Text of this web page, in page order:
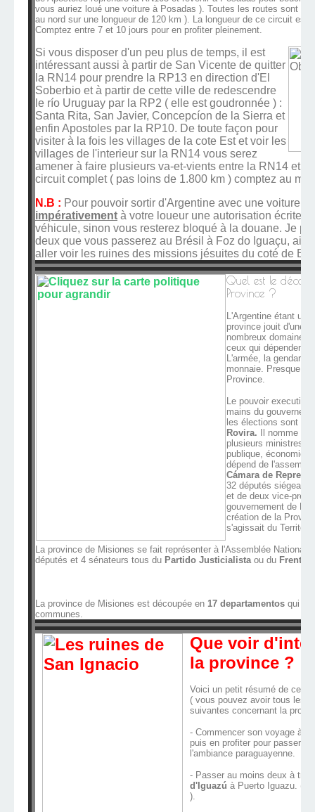
vous auriez loué une voiture à Posadas ). Toutes les routes sont
au nord sur une longueur de 120 km ). La longueur de ce circuit est
Comptez entre 7 et 10 jours pour en profiter pleinement.
Si vous disposer d'un peu plus de temps, il est
intéressant aussi à partir de San Vicente de quitter
la RN14 pour prendre la RP13 en direction d'El
Soberbio et à partir de cette ville de redescendre
le río Uruguay par la RP2 ( elle est goudronnée ) :
Santa Rita, San Javier, Concepcíon de la Sierra et
enfin Apostoles par la RP10. De toute façon pour
visiter à la fois les villages de la cote Est et voir les
villages de l'interieur sur la RN14 vous serez
amener à faire plusieurs va-et-vients entre la RN14 et
circuit complet ( pas loins de 1.800 km ) comptez au
N.B : Pour pouvoir sortir d'Argentine avec une voiture
impérativement à votre loueur une autorisation écrite
véhicule, sinon vous resterez bloqué à la douane. Je
deux que vous passerez au Brésil à Foz do Iguaçu,
aller voir les ruines des missions jésuites du coté de
Quel est le
Province ?
L'Argentine étant un
province jouit d'une
nombreux
ceux qui dépendent
L'armée, la
monnaie. Presque
Province.
Le pouvoir executif
mains du
les élections sont
Rovira. Il nomme un
plusieurs ministres (
publique, économie,
dépend de
Cámara de
32 députés siégeant
et de deux vice-
gouvernement de
création de la
s'agissait du
La province de Misiones se fait représenter à l'Assemblée
députés et 4 sénateurs tous du Partido Justicialistaou du Frente
La province de Misiones est découpée en 17 departamentos qui
communes.
Que voir
la province ?
Voici un petit résumé de ce
( vous pouvez avoir tous les
suivantes concernant la
- Commencer son voyage à
puis en profiter pour passer à
l'ambiance paraguayenne.
- Passer au moins deux à
d'Iguazú à Puerto Iguazu. (
).